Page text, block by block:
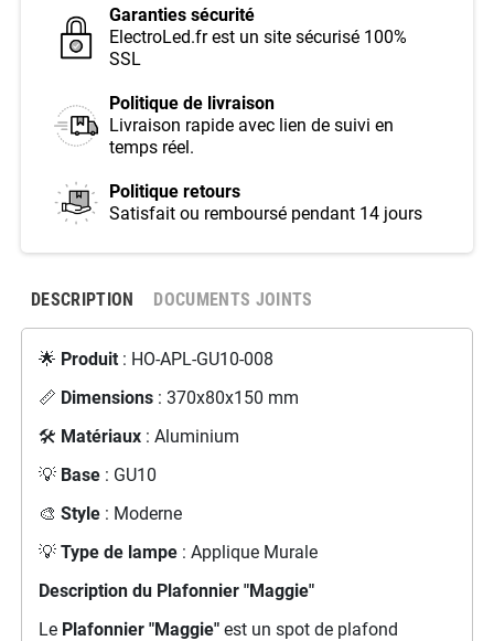
Garanties sécurité
ElectroLed.fr est un site sécurisé 100%
SSL
Politique de livraison
Livraison rapide avec lien de suivi en
temps réel.
Politique retours
Satisfait ou remboursé pendant 14 jours
DESCRIPTION DOCUMENTS JOINTS
🌟 Produit: HO-APL-GU10-008
📏 Dimensions: 370x80x150 mm
🛠️ Matériaux: Aluminium
💡 Base: GU10
🎨 Style: Moderne
💡 Type de lampe: Applique Murale
Description du Plafonnier "Maggie"
Le Plafonnier "Maggie"est un spot de plafond